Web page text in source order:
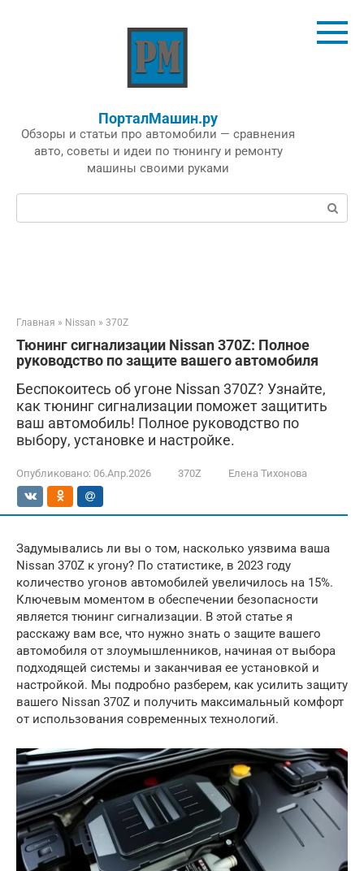
ПорталМашин.ру
Обзоры и статьи про автомобили — сравнения
авто, советы и идеи по тюнингу и ремонту
машины своими руками
Поиск:
Главная » Nissan » 370Z
Тюнинг сигнализации Nissan 370Z: Полное
руководство по защите вашего автомобиля
Беспокоитесь об угоне Nissan 370Z? Узнайте,
как тюнинг сигнализации поможет защитить
ваш автомобиль! Полное руководство по
выбору, установке и настройке.
Опубликовано: 06.Апр.2026 370Z Елена Тихонова
Задумывались ли вы о том, насколько уязвима ваша
Nissan 370Z к угону? По статистике, в 2023 году
количество угонов автомобилей увеличилось на 15%.
Ключевым моментом в обеспечении безопасности
является тюнинг сигнализации. В этой статье я
расскажу вам все, что нужно знать о защите вашего
автомобиля от злоумышленников, начиная от выбора
подходящей системы и заканчивая ее установкой и
настройкой. Мы подробно разберем, как усилить защиту
вашего Nissan 370Z и получить максимальный комфорт
от использования современных технологий.